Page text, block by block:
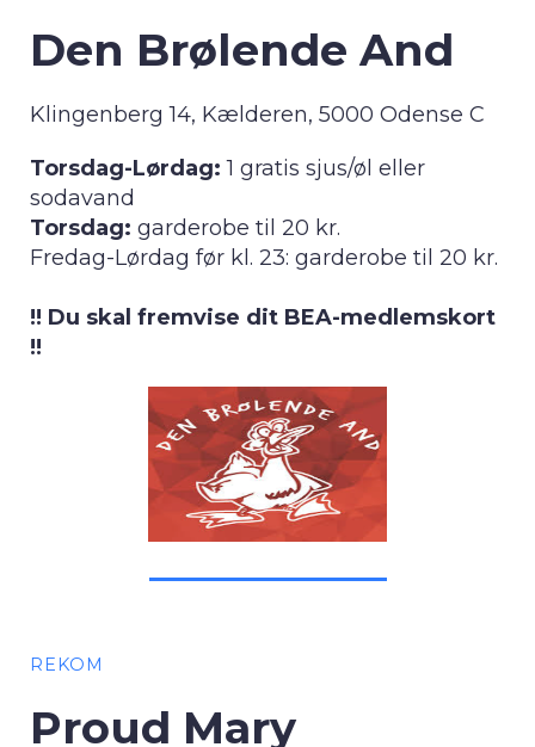
Den Brølende And
Klingenberg 14, Kælderen, 5000 Odense C
Torsdag-Lørdag: 1 gratis sjus/øl eller
sodavand
Torsdag: garderobe til 20 kr.
Fredag-Lørdag før kl. 23: garderobe til 20 kr.
!! Du skal fremvise dit BEA-medlemskort
!!
REKOM
Proud Mary